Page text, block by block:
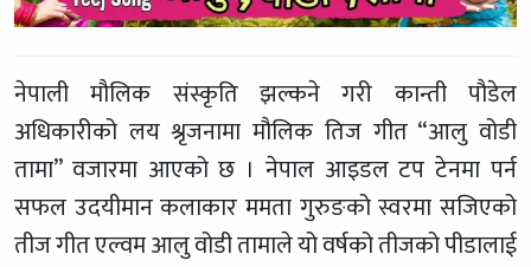
नेपाली मौलिक संस्कृति झल्कने गरी कान्ती पौडेल
अधिकारीको लय श्रृजनामा मौलिक तिज गीत “आलु वोडी
तामा” वजारमा आएको छ । नेपाल आइडल टप टेनमा पर्न
सफल उदयीमान कलाकार ममता गुरुङको स्वरमा सजिएको
तीज गीत एल्वम आलु वोडी तामाले यो वर्षको तीजको पीडालाई